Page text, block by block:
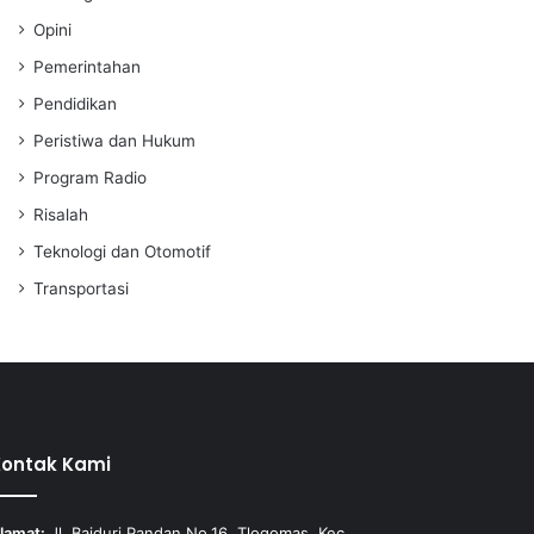
Opini
Pemerintahan
Pendidikan
Peristiwa dan Hukum
Program Radio
Risalah
Teknologi dan Otomotif
Transportasi
Kami